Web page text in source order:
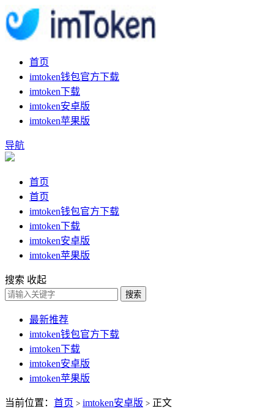
首页
imtoken钱包官方下载
imtoken下载
imtoken安卓版
imtoken苹果版
导航
首页
首页
imtoken钱包官方下载
imtoken下载
imtoken安卓版
imtoken苹果版
搜索 收起
搜索
最新推荐
imtoken钱包官方下载
imtoken下载
imtoken安卓版
imtoken苹果版
当前位置： 首页 > imtoken安卓版 > 正文